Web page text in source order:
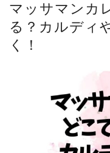
マッサマンカ
る？カルディ
く！